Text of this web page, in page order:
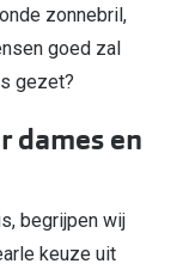
zonnebril,
goed zal
gezet?
dames en
begrijpen wij
keuze uit